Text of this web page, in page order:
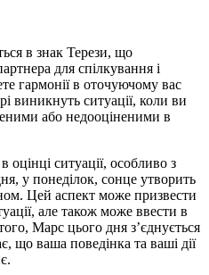
в знак Терези, що
для спілкування і
гармонії в оточуючому вас
виникнуть ситуації, коли ви
або недооціненими в
ситуації, особливо з
у понеділок, сонце утворить
Цей аспект може призвести
але також може ввести в
Марс цього дня з’єднується
що ваша поведінка та ваші дії